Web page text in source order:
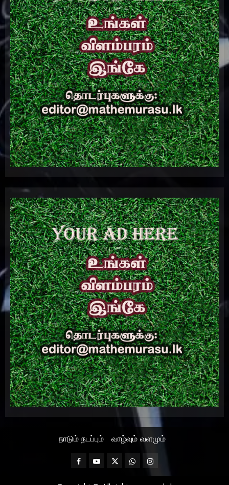
நாடும் நடப்பும் வாழ்வும் வளமும்
FacebookMathemurasu
TwitterWhatsAppInstagram